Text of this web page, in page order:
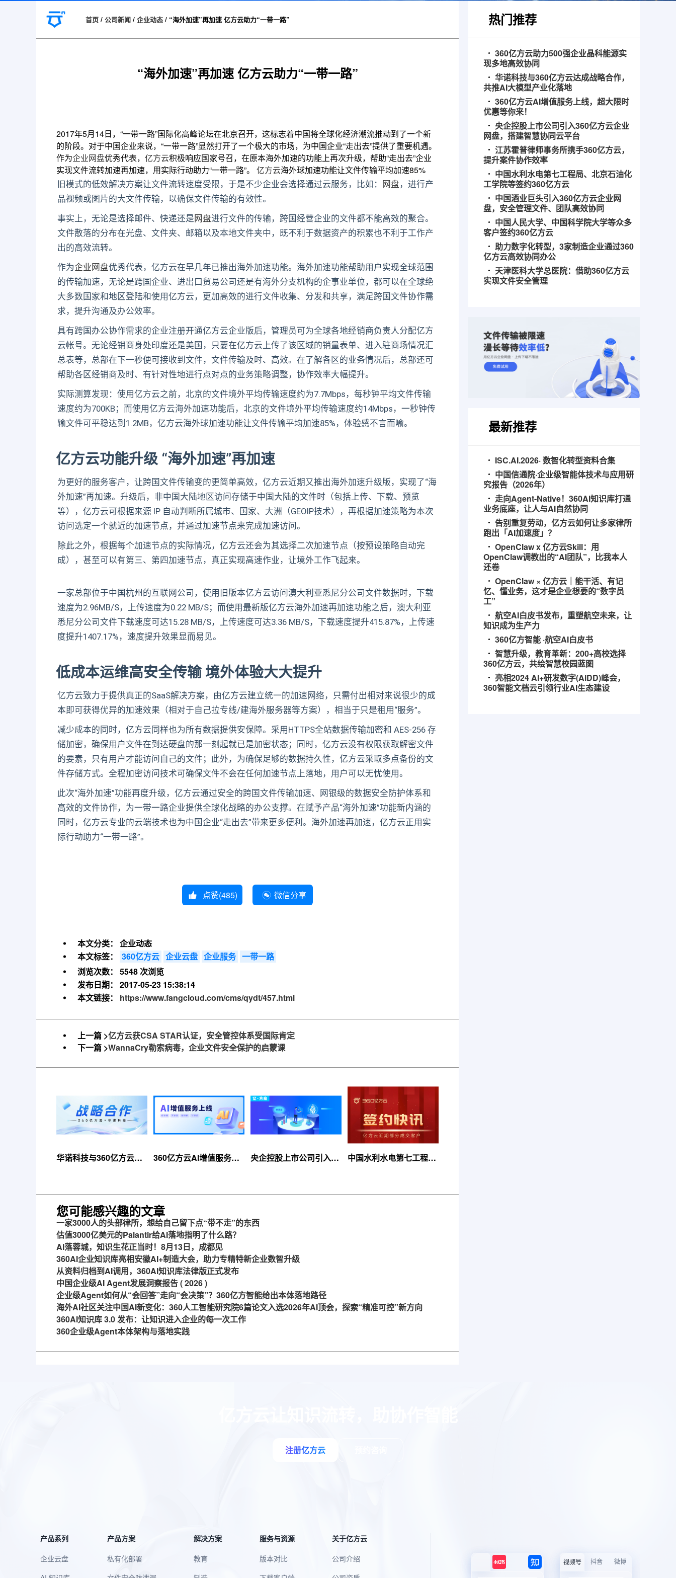
首页 / 公司新闻 / 企业动态 / “海外加速”再加速 亿方云助力“一带一路”
“海外加速”再加速 亿方云助力“一带一路”
2017年5月14日，“一带一路”国际化高峰论坛在北京召开，这标志着中国将全球化经济潮流推动到了一个新
的阶段。对于中国企业来说，“一带一路”显然打开了一个极大的市场，为中国企业“走出去”提供了重要机遇。
作为企业网盘优秀代表， 亿方云积极响应国家号召，在原本海外加速的功能上再次升级，帮助“走出去”企业
实现文件流转加速再加速，用实际行动助力“一带一路”。
亿方云海外球加速功能让文件传输平均加速85%
旧模式的低效解决方案让文件流转速度受限，于是不少企业会选择通过云服务，比如： 网盘 ，进行产
品视频或图片的大文件传输，以确保文件传输的有效性。
事实上，无论是选择邮件、快递还是 网盘进行文件的传输，跨国经营企业的文件都不能高效的聚合。
文件散落的分布在光盘、文件夹、邮箱以及本地文件夹中，既不利于数据资产的积累也不利于工作产
出的高效流转。
作为企业网盘优秀代表，亿方云在早几年已推出海外加速功能。海外加速功能帮助用户实现全球范围
的传输加速，无论是跨国企业、进出口贸易公司还是有海外分支机构的企事业单位，都可以在全球绝
大多数国家和地区登陆和使用亿方云，更加高效的进行文件收集、分发和共享，满足跨国文件协作需
求，提升沟通及办公效率。
具有跨国办公协作需求的企业注册开通亿方云企业版后，管理员可为全球各地经销商负责人分配亿方
云帐号。无论经销商身处印度还是美国，只要在亿方云上传了该区域的销量表单、进入驻商场情况汇
总表等，总部在下一秒便可接收到文件，文件传输及时、高效。在了解各区的业务情况后，总部还可
帮助各区经销商及时、有针对性地进行点对点的业务策略调整，协作效率大幅提升。
实际测算发现：使用亿方云之前，北京的文件境外平均传输速度约为7.7Mbps，每秒钟平均文件传输
速度约为700KB；而使用亿方云海外加速功能后，北京的文件境外平均传输速度约14Mbps，一秒钟传
输文件可平稳达到1.2MB，亿方云海外球加速功能让文件传输平均加速85%，体验感不言而喻。
亿方云功能升级 “海外加速”再加速
为更好的服务客户，让跨国文件传输变的更简单高效，亿方云近期又推出海外加速升级版，实现了“海
外加速”再加速。升级后，非中国大陆地区访问存储于中国大陆的文件时（包括上传、下载、预览
等），亿方云可根据来源 IP 自动判断所属城市、国家、大洲（GEOIP技术），再根据加速策略为本次
访问选定一个就近的加速节点，并通过加速节点来完成加速访问。
除此之外，根据每个加速节点的实际情况，亿方云还会为其选择二次加速节点（按预设策略自动完
成），甚至可以有第三、第四加速节点，真正实现高速作业，让境外工作飞起来。
一家总部位于中国杭州的互联网公司，使用旧版本亿方云访问澳大利亚悉尼分公司文件数据时，下载
速度为2.96MB/S，上传速度为0.22 MB/S；而使用最新版亿方云海外加速再加速功能之后，澳大利亚
悉尼分公司文件下载速度可达15.28 MB/S，上传速度可达3.36 MB/S，下载速度提升415.87%，上传速
度提升1407.17%，速度提升效果显而易见。
低成本运维高安全传输 境外体验大大提升
亿方云致力于提供真正的SaaS解决方案，由亿方云建立统一的加速网络，只需付出相对来说很少的成
本即可获得优异的加速效果（相对于自己拉专线/建海外服务器等方案），相当于只是租用“服务”。
减少成本的同时，亿方云同样也为所有数据提供安保障。采用HTTPS全站数据传输加密和 AES-256 存
储加密，确保用户文件在到达硬盘的那一刻起就已是加密状态；同时，亿方云没有权限获取解密文件
的要素，只有用户才能访问自己的文件；此外，为确保足够的数据持久性，亿方云采取多点备份的文
件存储方式。全程加密访问技术可确保文件不会在任何加速节点上落地，用户可以无忧使用。
此次“海外加速”功能再度升级，亿方云通过安全的跨国文件传输加速、网银级的数据安全防护体系和
高效的文件协作，为一带一路企业提供全球化战略的办公支撑。在赋予产品“海外加速”功能新内涵的
同时，亿方云专业的云端技术也为中国企业“走出去”带来更多便利。海外加速再加速，亿方云正用实
际行动助力“一带一路”。
点赞(485) 微信分享
本文分类：
企业动态
本文标签：
360亿方云 企业云盘 企业服务 一带一路
浏览次数：
5548 次浏览
发布日期：
2017-05-23 15:38:14
本文链接：
https://www.fangcloud.com/cms/qydt/457.html
上一篇 >亿方云获CSA STAR认证，安全管控体系受国际肯定
下一篇 >WannaCry勒索病毒，企业文件安全保护的启蒙课
华诺科技与360亿方云达
360亿方云AI增值服务上
央企控股上市公司引入
中国水利水电第七工程
您可能感兴趣的文章
一家3000人的头部律所，想给自己留下点“带不走”的东西
估值3000亿美元的Palantir给AI落地指明了什么路？
AI落蓉城，知识生花正当时！8月13日，成都见
360AI企业知识库亮相安徽AI+制造大会，助力专精特新企业数智升级
从资料归档到AI调用，360AI知识库法律版正式发布
中国企业级AI Agent发展洞察报告 ( 2026 )
企业级Agent如何从“会回答”走向“会决策”？360亿方智能给出本体落地路径
海外AI社区关注中国AI新变化：360人工智能研究院6篇论文入选2026年AI顶会，探索“精准可控”新方向
360AI知识库 3.0 发布：让知识进入企业的每一次工作
360企业级Agent本体架构与落地实践
热门推荐
360亿方云助力500强企业晶科能源实
现多地高效协同
华诺科技与360亿方云达成战略合作，
共推AI大模型产业化落地
360亿方云AI增值服务上线，超大限时
优惠等你来！
央企控股上市公司引入360亿方云企业
网盘，搭建智慧协同云平台
江苏霍普律师事务所携手360亿方云，
提升案件协作效率
中国水利水电第七工程局、北京石油化
工学院等签约360亿方云
中国酒业巨头引入360亿方云企业网
盘，安全管理文件、团队高效协同
中国人民大学、中国科学院大学等众多
客户签约360亿方云
助力数字化转型，3家制造企业通过360
亿方云高效协同办公
天津医科大学总医院：借助360亿方云
实现文件安全管理
最新推荐
ISC.AI.2026· 数智化转型资料合集
中国信通院·企业级智能体技术与应用研
究报告（2026年）
走向Agent-Native！360AI知识库打通
业务底座，让人与AI自然协同
告别重复劳动，亿方云如何让多家律所
跑出「AI加速度」？
OpenClaw x 亿方云Skill：用
OpenClaw调教出的“AI团队”，比我本人
还卷
OpenClaw × 亿方云｜能干活、有记
忆、懂业务，这才是企业想要的“数字员
工”
航空AI白皮书发布，重塑航空未来，让
知识成为生产力
360亿方智能 ·航空AI白皮书
智慧升级，教育革新：200+高校选择
360亿方云，共绘智慧校园蓝图
亮相2024 AI+研发数字(AiDD)峰会，
360智能文档云引领行业AI生态建设
注册亿方云
产品系列
企业云盘
产品方案
私有化部署
解决方案
教育
服务与资源
版本对比
关于亿方云
公司介绍
视频号 抖音 微博